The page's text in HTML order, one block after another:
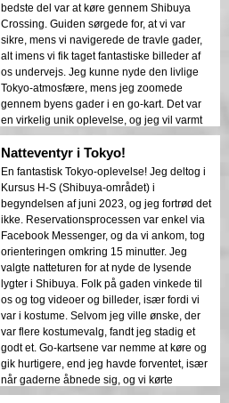
bedste del var at køre gennem Shibuya
Crossing. Guiden sørgede for, at vi var
sikre, mens vi navigerede de travle gader,
alt imens vi fik taget fantastiske billeder af
os undervejs. Jeg kunne nyde den livlige
Tokyo-atmosfære, mens jeg zoomede
gennem byens gader i en go-kart. Det var
en virkelig unik oplevelse, og jeg vil varmt
anbefale det til alle, der besøger Tokyo.
Personalet hos Street Kart Shibuya gjorde
alt nemt at sætte op og sørgede for, at vi
havde en fantastisk tid hele vejen igennem.
Jeg vil helt sikkert komme tilbage næste
gang, jeg er i Tokyo!
Natteventyr i Tokyo!
En fantastisk Tokyo-oplevelse! Jeg deltog i
Kursus H-S (Shibuya-området) i
begyndelsen af juni 2023, og jeg fortrød det
ikke. Reservationsprocessen var enkel via
Facebook Messenger, og da vi ankom, tog
orienteringen omkring 15 minutter. Jeg
valgte natteturen for at nyde de lysende
lygter i Shibuya. Folk på gaden vinkede til
os og tog videoer og billeder, især fordi vi
var i kostume. Selvom jeg ville ønske, der
var flere kostumevalg, fandt jeg stadig et
godt et. Go-kartsene var nemme at køre og
gik hurtigere, end jeg havde forventet, især
når gaderne åbnede sig, og vi kørte
næsten 50-60 KPH. Du må tage dine egne